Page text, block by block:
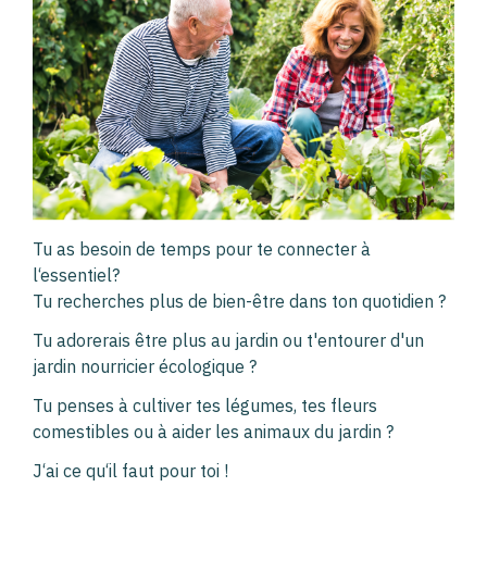
Tu as besoin de temps pour te connecter à
l‘essentiel?
Tu recherches plus de bien-être dans ton quotidien ?
Tu adorerais être plus au jardin ou t'entourer d'un
jardin nourricier écologique ?
Tu penses à cultiver tes légumes, tes fleurs
comestibles ou à aider les animaux du jardin ?
J‘ai ce qu‘il faut pour toi !